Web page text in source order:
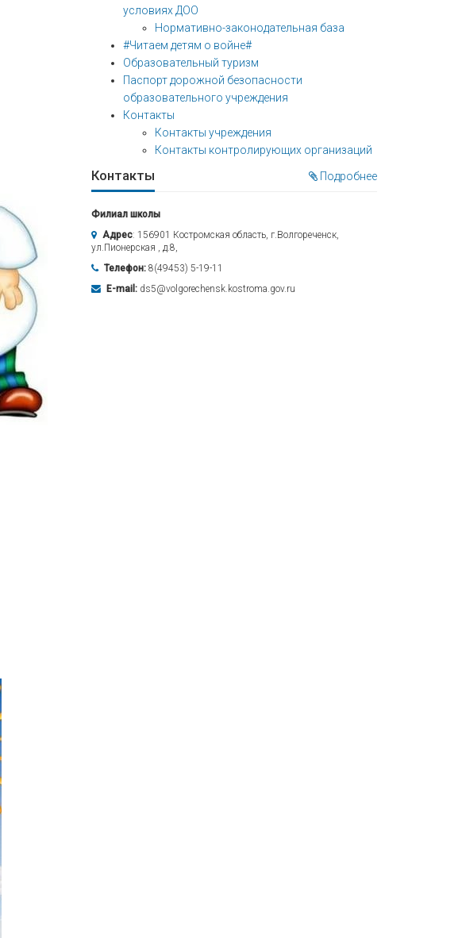
условиях ДОО
Нормативно-законодательная база
#Читаем детям о войне#
Образовательный туризм
Паспорт дорожной безопасности
образовательного учреждения
Контакты
Контакты учреждения
Контакты контролирующих организаций
Контакты Подробнее
Филиал школы
Адрес: 156901 Костромская область, г.Волгореченск,
ул.Пионерская , д.8,
Телефон: 8(49453) 5-19-11
E-mail: ds5@volgorechensk.kostroma.gov.ru